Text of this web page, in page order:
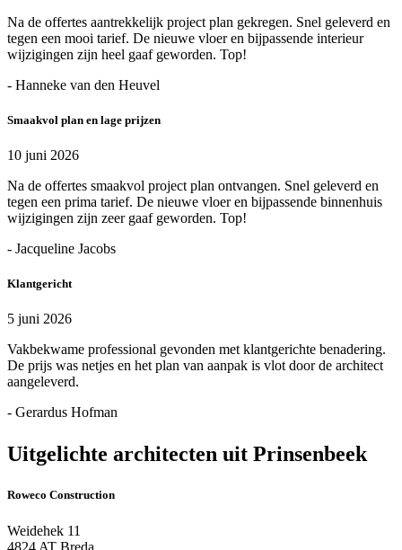
Na de offertes aantrekkelijk project plan gekregen. Snel geleverd en
tegen een mooi tarief. De nieuwe vloer en bijpassende interieur
wijzigingen zijn heel gaaf geworden. Top!
- Hanneke van den Heuvel
Smaakvol plan en lage prijzen
10 juni 2026
Na de offertes smaakvol project plan ontvangen. Snel geleverd en
tegen een prima tarief. De nieuwe vloer en bijpassende binnenhuis
wijzigingen zijn zeer gaaf geworden. Top!
- Jacqueline Jacobs
Klantgericht
5 juni 2026
Vakbekwame professional gevonden met klantgerichte benadering.
De prijs was netjes en het plan van aanpak is vlot door de architect
aangeleverd.
- Gerardus Hofman
Uitgelichte architecten uit Prinsenbeek
Roweco Construction
Weidehek 11
4824 AT Breda